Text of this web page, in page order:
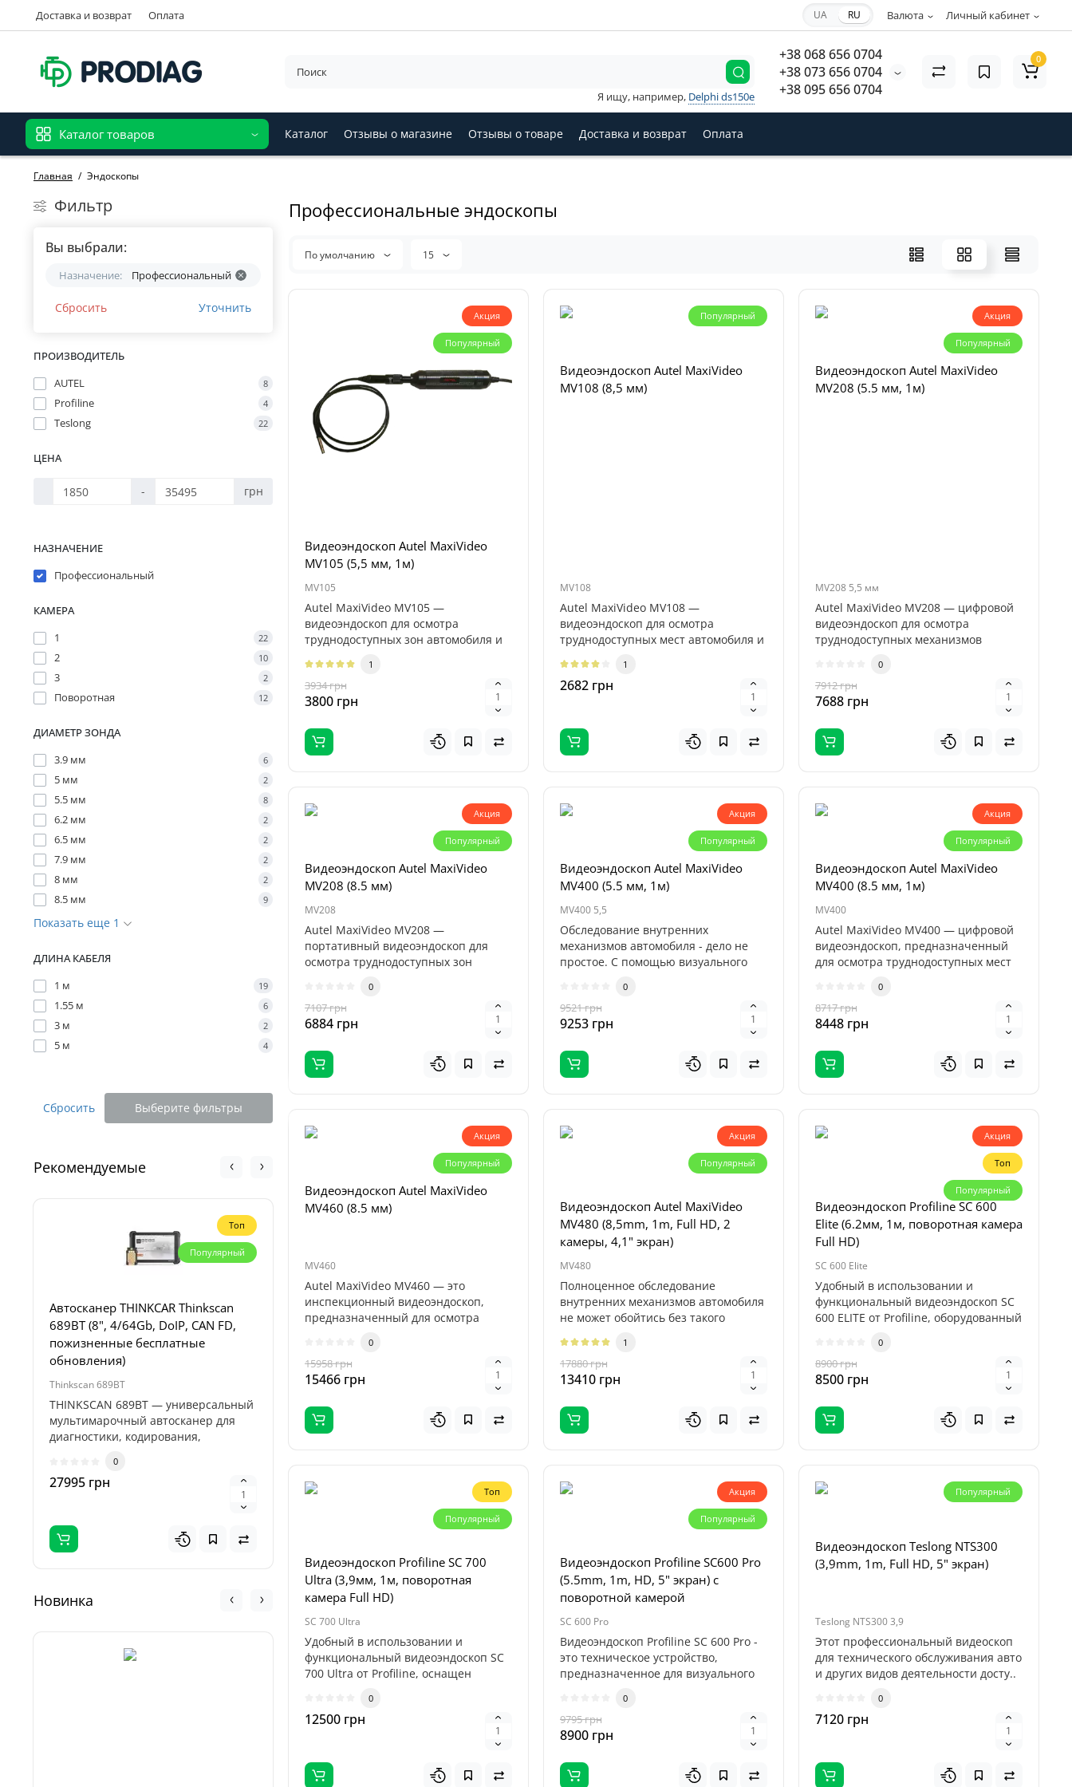
Доставка и возврат Оплата Личный кабинет
Валюта
UA RU
+38 068 656 0704
+38 073 656 0704
+38 095 656 0704
Я ищу, например, Delphi ds150e
0
Каталог товаров Каталог Отзывы о магазине Отзывы о товаре Доставка и возврат Оплата
Главная Эндоскопы
Фильтр
Вы выбрали:
Назначение: Профессиональный
Сбросить Уточнить
ПРОИЗВОДИТЕЛЬ
AUTEL
8
Profiline 4
Teslong 22
ЦЕНА
- грн
НАЗНАЧЕНИЕ
Профессиональный
КАМЕРА
1
22
2 10
3 2
Поворотная 12
ДИАМЕТР ЗОНДА
3.9 мм
6
5 мм 2
5.5 мм 8
6.2 мм 2
6.5 мм 2
7.9 мм 2
8 мм 2
8.5 мм 9
Показать еще 1
ДЛИНА КАБЕЛЯ
1 м
19
1.55 м 6
3 м 2
5 м 4
Сбросить Выберите фильтры
Рекомендуемые
Топ
Популярный
Автосканер THINKCAR Thinkscan
689BT (8", 4/64Gb, DoIP, CAN FD,
пожизненные бесплатные
обновления)
Thinkscan 689BT
THINKSCAN 689BT — универсальный
мультимарочный автосканер для
диагностики, кодирования,
0
27995 грн
Пуско-зарядное устройство
Profiline Titan 32000 (32000mAh,
4000А, 12V, 118.4Wh)
Titan 32000
Пуско-зарядное устройство Profiline
Titan 32000 — мощный
профессиональный бустер,
5995 грн
Новинка
Профессиональные эндоскопы
По умолчанию 15
Акция
Популярный
Видеоэндоскоп Autel MaxiVideo
MV105 (5,5 мм, 1м)
MV105
Autel MaxiVideo MV105 —
видеоэндоскоп для осмотра
труднодоступных зон автомобиля и
1
3934 грн
3800 грн
Популярный
Видеоэндоскоп Autel MaxiVideo
MV108 (8,5 мм)
MV108
Autel MaxiVideo MV108 —
видеоэндоскоп для осмотра
труднодоступных мест автомобиля и
1
2682 грн
Акция
Популярный
Видеоэндоскоп Autel MaxiVideo
MV208 (5.5 мм, 1м)
MV208 5,5 мм
Autel MaxiVideo MV208 — цифровой
видеоэндоскоп для осмотра
труднодоступных механизмов
0
7912 грн
7688 грн
Акция
Популярный
Видеоэндоскоп Autel MaxiVideo
MV208 (8.5 мм)
MV208
Autel MaxiVideo MV208 —
портативный видеоэндоскоп для
осмотра труднодоступных зон
0
7107 грн
6884 грн
Акция
Популярный
Видеоэндоскоп Autel MaxiVideo
MV400 (5.5 мм, 1м)
MV400 5,5
Обследование внутренних
механизмов автомобиля - дело не
простое. С помощью визуального
0
9521 грн
9253 грн
Акция
Популярный
Видеоэндоскоп Autel MaxiVideo
MV400 (8.5 мм, 1м)
MV400
Autel MaxiVideo MV400 — цифровой
видеоэндоскоп, предназначенный
для осмотра труднодоступных мест
0
8717 грн
8448 грн
Акция
Популярный
Видеоэндоскоп Autel MaxiVideo
MV460 (8.5 мм)
MV460
Autel MaxiVideo MV460 — это
инспекционный видеоэндоскоп,
предназначенный для осмотра
0
15958 грн
15466 грн
Акция
Популярный
Видеоэндоскоп Autel MaxiVideo
MV480 (8,5mm, 1m, Full HD, 2
камеры, 4,1" экран)
MV480
Полноценное обследование
внутренних механизмов автомобиля
не может обойтись без такого
1
17880 грн
13410 грн
Акция
Топ
Популярный
Видеоэндоскоп Profiline SC 600
Elite (6.2мм, 1м, поворотная камера
Full HD)
SC 600 Elite
Удобный в использовании и
функциональный видеоэндоскоп SC
600 ELITE от Profiline, оборудованный
0
8900 грн
8500 грн
Топ
Популярный
Видеоэндоскоп Profiline SC 700
Ultra (3,9мм, 1м, поворотная
камера Full HD)
SC 700 Ultra
Удобный в использовании и
функциональный видеоэндоскоп SC
700 Ultra от Profiline, оснащен
0
12500 грн
Акция
Популярный
Видеоэндоскоп Profiline SC600 Pro
(5.5mm, 1m, HD, 5" экран) с
поворотной камерой
SC 600 Pro
Видеоэндоскоп Profiline SC 600 Pro -
это техническое устройство,
предназначенное для визуального
0
9795 грн
8900 грн
Популярный
Видеоэндоскоп Teslong NTS300
(3,9mm, 1m, Full HD, 5" экран)
Teslong NTS300 3,9
Этот профессиональный видеоскоп
для технического обслуживания авто
и других видов деятельности досту..
0
7120 грн